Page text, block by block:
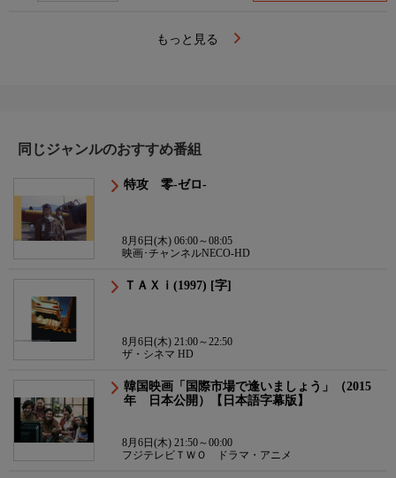
もっと見る
同じジャンルのおすすめ番組
特攻 零-ゼロ-
8月6日(木) 06:00～08:05
映画･チャンネルNECO-HD
ＴＡＸｉ(1997) [字]
8月6日(木) 21:00～22:50
ザ・シネマ HD
韓国映画「国際市場で逢いましょう」（2015
年 日本公開）【日本語字幕版】
8月6日(木) 21:50～00:00
フジテレビＴＷＯ ドラマ・アニメ